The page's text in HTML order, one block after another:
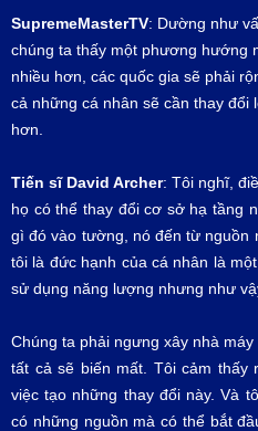
SupremeMasterTV: Dường như
chúng ta thấy một phương hướng
nhiều hơn, các quốc gia sẽ phải
cả những cá nhân sẽ cần thay đổi
hơn.
Tiến sĩ David Archer: Tôi nghĩ,
họ có thể thay đổi cơ sở hạ tầng
gì đó vào tường, nó đến từ nguồn
tôi là đức hạnh của cá nhân là
sử dụng năng lượng nhưng như
Chúng ta phải ngưng xây nhà
tất cả sẽ biến mất. Tôi cảm thấy
việc tạo những thay đổi này. Và
có những nguồn mà có thể bắt